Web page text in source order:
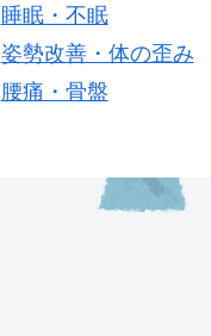
睡眠・不眠
姿勢改善・体の歪み
腰痛・骨盤